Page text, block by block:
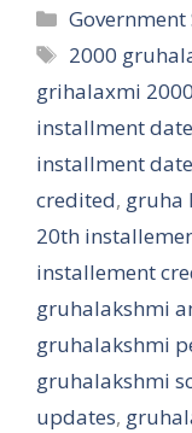
Categories
Government
Tags
2000
grihalaxmi
installment date
installment date
credited, gruha
20th
installement
gruhalakshmi
gruhalakshmi
gruhalakshmi
updates,